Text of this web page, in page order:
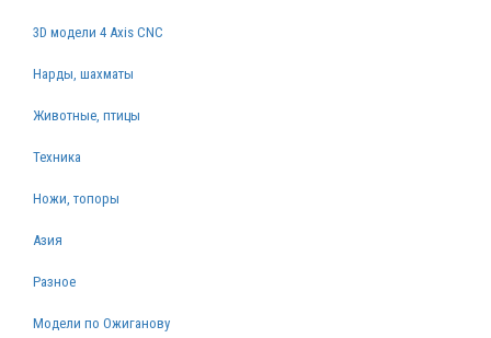
3D модели 4 Axis CNC
Нарды, шахматы
Животные, птицы
Техника
Ножи, топоры
Азия
Разное
Модели по Ожиганову